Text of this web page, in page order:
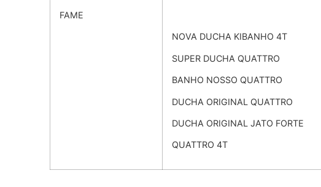
FAME
NOVA DUCHA KIBANHO 4T
SUPER DUCHA QUATTRO
BANHO NOSSO QUATTRO
DUCHA ORIGINAL QUATTRO
DUCHA ORIGINAL JATO FORTE
QUATTRO 4T